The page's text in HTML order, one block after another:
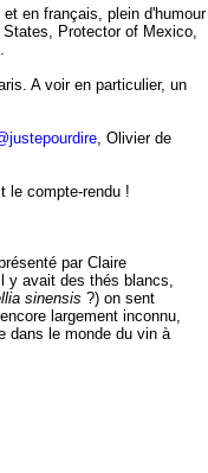
en français, plein d'humour
Protector of Mexico,
.
A voir en particulier, un
, Olivier de
le compte-rendu !
par Claire
y avait des thés blancs,
sinensis ?) on sent
largement inconnu,
dans le monde du vin à